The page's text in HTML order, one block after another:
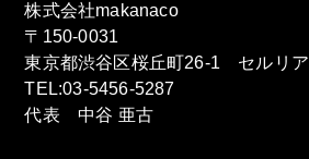
株式会社makanaco
〒150-0031
東京都渋谷区桜丘町26-1 セルリ
TEL:03-5456-5287
代表 中谷 亜古